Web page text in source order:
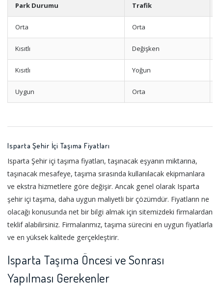
Park Durumu Trafik
Orta Orta
Kısıtlı Değişken
Kısıtlı Yoğun
Uygun Orta
Isparta Şehir İçi Taşıma Fiyatları
Isparta Şehir içi taşıma fiyatları, taşınacak eşyanın miktarına,
taşınacak mesafeye, taşıma sırasında kullanılacak ekipmanlara
ve ekstra hizmetlere göre değişir. Ancak genel olarak Isparta
şehir içi taşıma, daha uygun maliyetli bir çözümdür. Fiyatların ne
olacağı konusunda net bir bilgi almak için sitemizdeki firmalardan
teklif alabilirsiniz. Firmalarımız, taşıma sürecini en uygun fiyatlarla
ve en yüksek kalitede gerçekleştirir.
Isparta Taşıma Öncesi ve Sonrası
Yapılması Gerekenler